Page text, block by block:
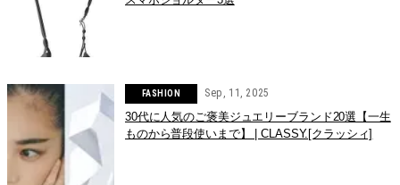
FASHION Sep, 11, 2025
30代に人気のご褒美ジュエリーブランド20選【一生
ものから普段使いまで】 | CLASSY.[クラッシィ]